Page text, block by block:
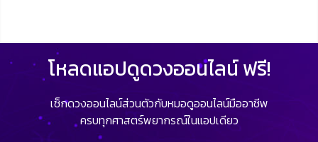
โหลดแอปดูดวงออนไลน์ ฟรี!
เช็กดวงออนไลน์ส่วนตัวกับหมอดูออนไลน์มืออาชีพ
ครบทุกศาสตร์พยากรณ์ในแอปเดียว